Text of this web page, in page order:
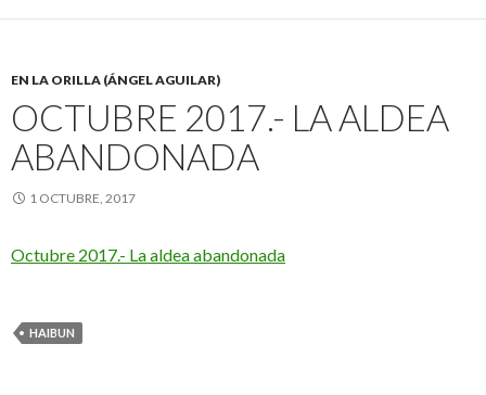
EN LA ORILLA (ÁNGEL AGUILAR)
OCTUBRE 2017.- LA ALDEA
ABANDONADA
1 OCTUBRE, 2017
Octubre 2017.- La aldea abandonada
HAIBUN